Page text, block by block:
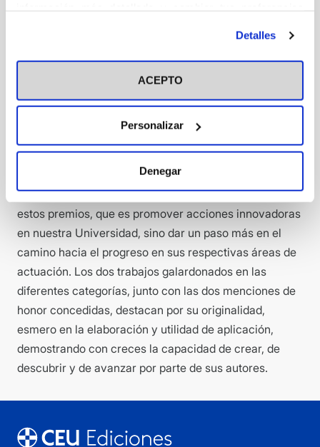
en el botón "Personalizar". Para más información puedes
visitar nuestra Política de Cookies
Detalles
ACEPTO
Personalizar
Denegar
excelencia a través de la voluntad de mejorar de
profesores y PAS, que contribuyen así a alcanzar la
máxima calidad en la transferencia de conocimiento
que se espera de una institución de educación superior
como es la CEU-UCH, así como en la optimización de
más aún en el contexto de adaptación al Espacio
Europeo de Educación Superior. Cada uno de estos
proyectos no sólo ha logrado alcanzar el objetivo de
estos premios, que es promover acciones innovadoras
en nuestra Universidad, sino dar un paso más en el
camino hacia el progreso en sus respectivas áreas de
actuación. Los dos trabajos galardonados en las
diferentes categorías, junto con las dos menciones de
honor concedidas, destacan por su originalidad,
esmero en la elaboración y utilidad de aplicación,
demostrando con creces la capacidad de crear, de
descubrir y de avanzar por parte de sus autores.